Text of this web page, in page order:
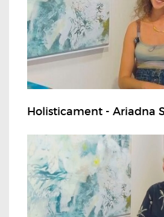
Holisticament - Ariadna